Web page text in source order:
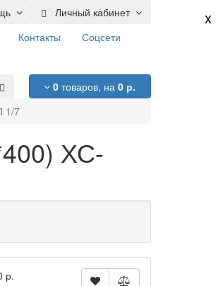
Личный кабинет
Контакты
Соцсети
0 товаров, на0 р.
1/7
ХС-
р.
x